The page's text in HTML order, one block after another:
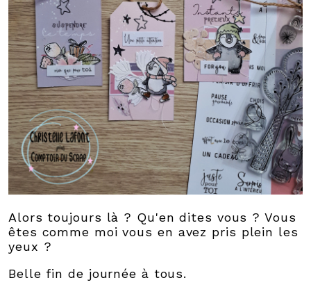
Alors toujours là ? Qu'en dites vous ? Vous
êtes comme moi vous en avez pris plein les
yeux ?
Belle fin de journée à tous.